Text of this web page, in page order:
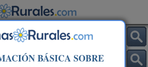
BÁSICA SOBRE